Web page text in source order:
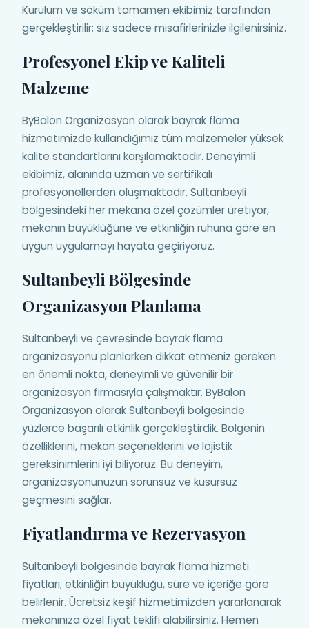
Kurulum ve söküm tamamen ekibimiz tarafından
gerçekleştirilir; siz sadece misafirlerinizle ilgilenirsiniz.
Profesyonel Ekip ve Kaliteli
Malzeme
ByBalon Organizasyon olarak bayrak flama
hizmetimizde kullandığımız tüm malzemeler yüksek
kalite standartlarını karşılamaktadır. Deneyimli
ekibimiz, alanında uzman ve sertifikalı
profesyonellerden oluşmaktadır. Sultanbeyli
bölgesindeki her mekana özel çözümler üretiyor,
mekanın büyüklüğüne ve etkinliğin ruhuna göre en
uygun uygulamayı hayata geçiriyoruz.
Sultanbeyli Bölgesinde
Organizasyon Planlama
Sultanbeyli ve çevresinde bayrak flama
organizasyonu planlarken dikkat etmeniz gereken
en önemli nokta, deneyimli ve güvenilir bir
organizasyon firmasıyla çalışmaktır. ByBalon
Organizasyon olarak Sultanbeyli bölgesinde
yüzlerce başarılı etkinlik gerçekleştirdik. Bölgenin
özelliklerini, mekan seçeneklerini ve lojistik
gereksinimlerini iyi biliyoruz. Bu deneyim,
organizasyonunuzun sorunsuz ve kusursuz
geçmesini sağlar.
Fiyatlandırma ve Rezervasyon
Sultanbeyli bölgesinde bayrak flama hizmeti
fiyatları; etkinliğin büyüklüğü, süre ve içeriğe göre
belirlenir. Ücretsiz keşif hizmetimizden yararlanarak
mekanınıza özel fiyat teklifi alabilirsiniz. Hemen